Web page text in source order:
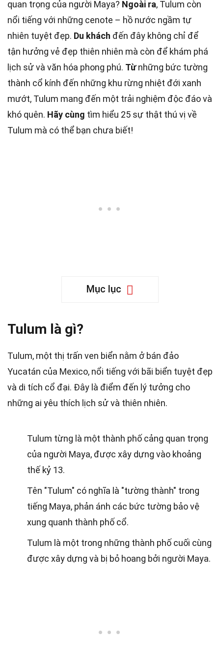
quan trọng của người Maya? Ngoài ra, Tulum còn
nổi tiếng với những cenote – hồ nước ngầm tự
nhiên tuyệt đẹp. Du khách đến đây không chỉ để
tận hưởng vẻ đẹp thiên nhiên mà còn để khám phá
lịch sử và văn hóa phong phú. Từnhững bức tường
thành cổ kính đến những khu rừng nhiệt đới xanh
mướt, Tulum mang đến một trải nghiệm độc đáo và
khó quên. Hãy cùng tìm hiểu 25 sự thật thú vị về
Tulum mà có thể bạn chưa biết!
Mục lục
Tulum là gì?
Tulum, một thị trấn ven biển nằm ở bán đảo
Yucatán của Mexico, nổi tiếng với bãi biển tuyệt đẹp
và di tích cổ đại. Đây là điểm đến lý tưởng cho
những ai yêu thích lịch sử và thiên nhiên.
Tulum từng là một thành phố cảng quan trọng
của người Maya, được xây dựng vào khoảng
thế kỷ 13.
Tên "Tulum" có nghĩa là "tường thành" trong
tiếng Maya, phản ánh các bức tường bảo vệ
xung quanh thành phố cổ.
Tulum là một trong những thành phố cuối cùng
được xây dựng và bị bỏ hoang bởi người Maya.